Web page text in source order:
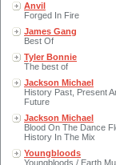
Anvil
Forged In Fire
James Gang
Best Of
Tyler Bonnie
The best of
Jackson Michael
History Past, Present
Future
Jackson Michael
Blood On The Dance
History In The Mix
Youngbloods
Youngbloods / Earth